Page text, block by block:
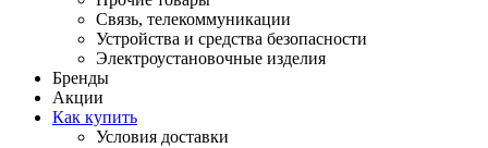
Связь, телекоммуникации
Устройства и средства безопасности
Электроустановочные изделия
Бренды
Акции
Как купить
Условия доставки